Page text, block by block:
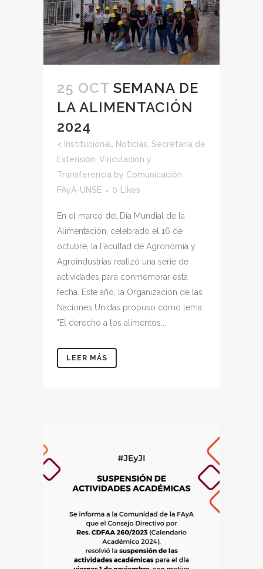
25 OCT SEMANA DE
LA ALIMENTACIÓN
2024
< Institucional Noticias Secretaria de
Extensión, Vinculación y
Transferencia by Comunicación
FAyA-UNSE
0 Likes
En el marco del Día Mundial de la
Alimentación, celebrado el 16 de
octubre, la Facultad de Agronomía y
Agroindustrias realizó una serie de
actividades para conmemorar esta
fecha. Este año, la Organización de las
Naciones Unidas propuso como lema
"El derecho a los alimentos...
LEER MÁS